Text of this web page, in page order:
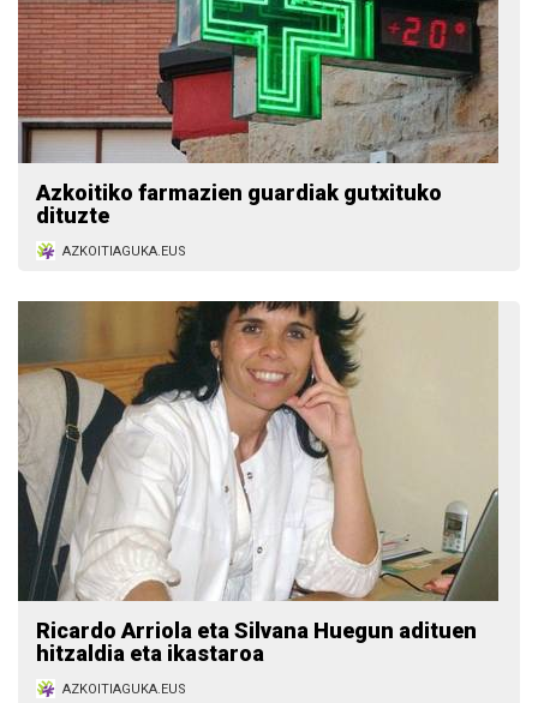
Azkoitiko farmazien guardiak gutxituko
dituzte
AZKOITIAGUKA.EUS
Ricardo Arriola eta Silvana Huegun adituen
hitzaldia eta ikastaroa
AZKOITIAGUKA.EUS